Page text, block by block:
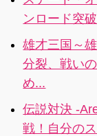
けで
ード
繰り
手育
さも
ンロード突
雄才三国～
分裂、戦い
め...
伝説対決 -
戦！自分の